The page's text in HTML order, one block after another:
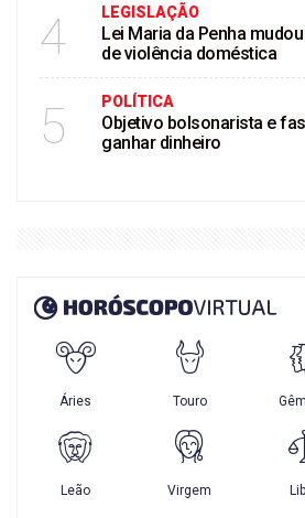
4 LEGISLAÇÃO
Lei Maria da Penha
de violência doméstica
5 POLÍTICA
Objetivo bolsonarista e
ganhar dinheiro